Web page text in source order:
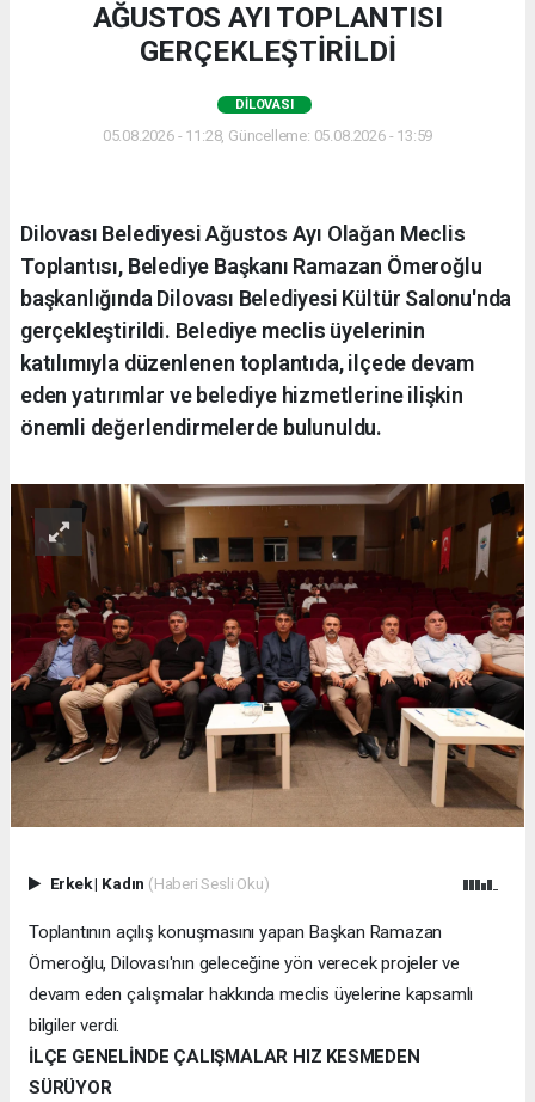
AĞUSTOS AYI TOPLANTISI
GERÇEKLEŞTİRİLDİ
DILOVASI
05.08.2026 - 11:28, Güncelleme: 05.08.2026 - 13:59
Dilovası Belediyesi Ağustos Ayı Olağan Meclis
Toplantısı, Belediye Başkanı Ramazan Ömeroğlu
başkanlığında Dilovası Belediyesi Kültür Salonu'nda
gerçekleştirildi. Belediye meclis üyelerinin
katılımıyla düzenlenen toplantıda, ilçede devam
eden yatırımlar ve belediye hizmetlerine ilişkin
önemli değerlendirmelerde bulunuldu.
Erkek| Kadın (Haberi Sesli Oku)
Toplantının açılış konuşmasını yapan Başkan Ramazan
Ömeroğlu, Dilovası'nın geleceğine yön verecek projeler ve
devam eden çalışmalar hakkında meclis üyelerine kapsamlı
bilgiler verdi.
İLÇE GENELİNDE ÇALIŞMALAR HIZ KESMEDEN
SÜRÜYOR